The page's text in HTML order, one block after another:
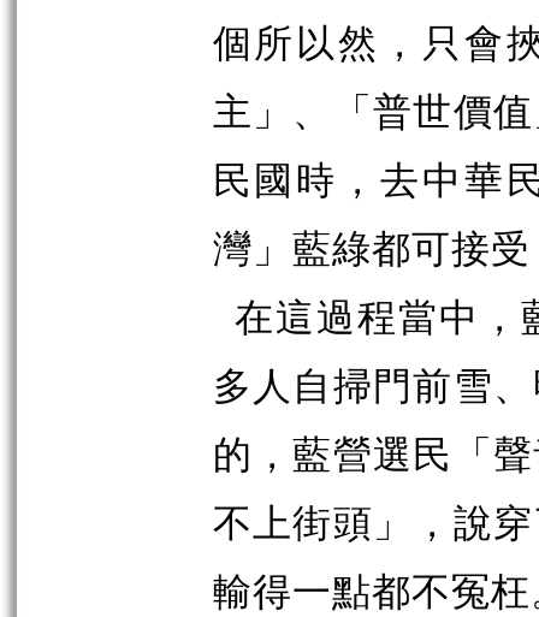
個所以然，只會
主」、「普世價
民國時，去中華
灣」藍綠都可接
在這過程當中，
多人自掃門前雪
的，藍營選民「
不上街頭」，說
輸得一點都不冤